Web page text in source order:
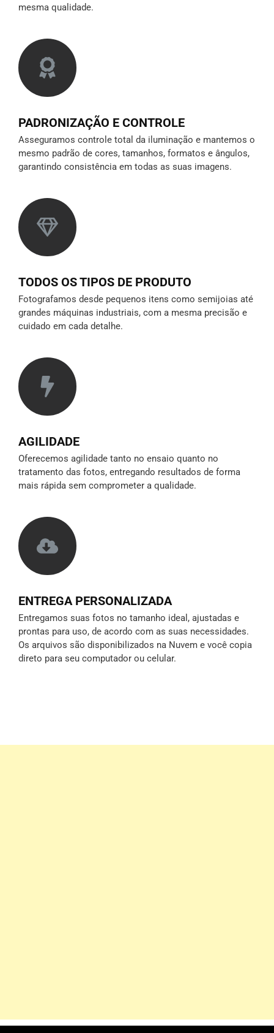
mesma qualidade.
PADRONIZAÇÃO E CONTROLE
Asseguramos controle total da iluminação e mantemos o
mesmo padrão de cores, tamanhos, formatos e ângulos,
garantindo consistência em todas as suas imagens.
TODOS OS TIPOS DE PRODUTO
Fotografamos desde pequenos itens como semijoias até
grandes máquinas industriais, com a mesma precisão e
cuidado em cada detalhe.
AGILIDADE
Oferecemos agilidade tanto no ensaio quanto no
tratamento das fotos, entregando resultados de forma
mais rápida sem comprometer a qualidade.
ENTREGA PERSONALIZADA
Entregamos suas fotos no tamanho ideal, ajustadas e
prontas para uso, de acordo com as suas necessidades.
Os arquivos são disponibilizados na Nuvem e você copia
direto para seu computador ou celular.